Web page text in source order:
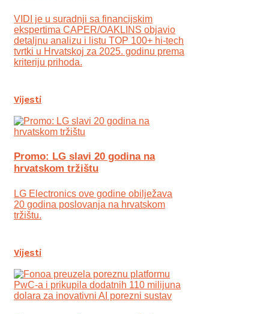
VIDI je u suradnji sa financijskim
ekspertima CAPER/OAKLINS objavio
detaljnu analizu i listu TOP 100+ hi-tech
tvrtki u Hrvatskoj za 2025. godinu prema
kriteriju prihoda.
Vijesti
Promo: LG slavi 20 godina na
hrvatskom tržištu
LG Electronics ove godine obilježava
20 godina poslovanja na hrvatskom
tržištu.
Vijesti